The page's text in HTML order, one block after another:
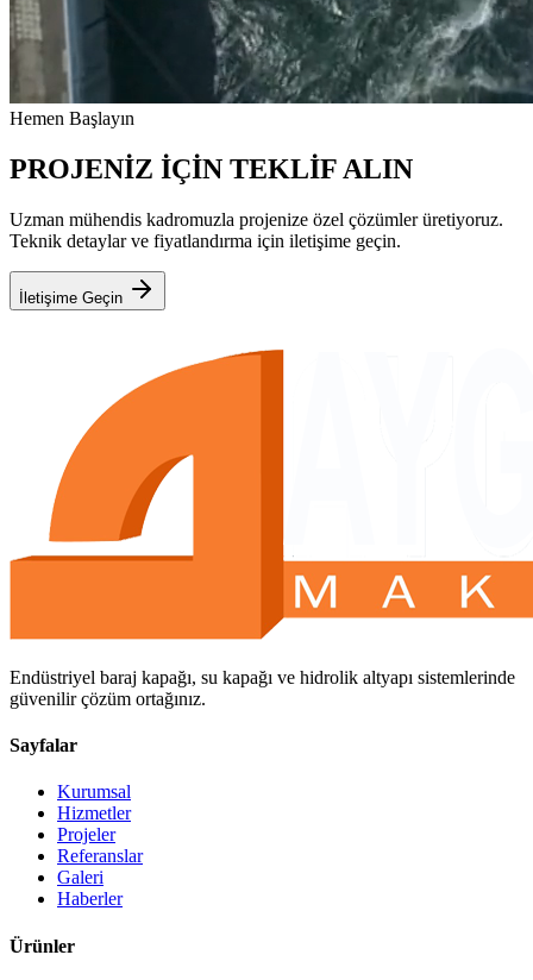
Hemen Başlayın
PROJENİZ İÇİN TEKLİF ALIN
Uzman mühendis kadromuzla projenize özel çözümler üretiyoruz.
Teknik detaylar ve fiyatlandırma için iletişime geçin.
İletişime Geçin
Endüstriyel baraj kapağı, su kapağı ve hidrolik altyapı sistemlerinde
güvenilir çözüm ortağınız.
Sayfalar
Kurumsal
Hizmetler
Projeler
Referanslar
Galeri
Haberler
Ürünler